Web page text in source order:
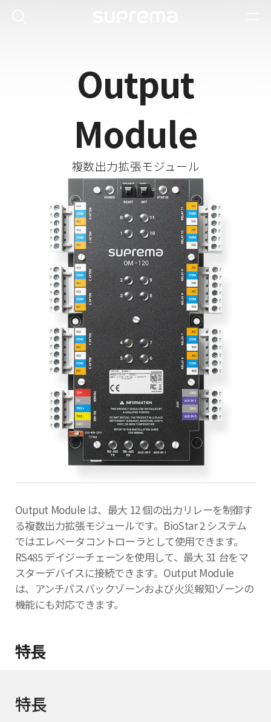
Output
Module
複数出力拡張モジュール
Output Module は、最大 12 個の出力リレーを制御す
る複数出力拡張モジュールです。BioStar 2 システム
ではエレベータコントローラとして使用できます。
RS485 デイジーチェーンを使用して、最大 31 台をマ
スターデバイスに接続できます。Output Module
は、アンチパスバックゾーンおよび火災報知ゾーンの
機能にも対応できます。
特長
特長